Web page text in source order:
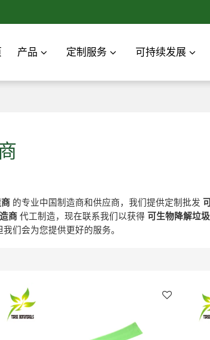
产品 定制服务 可持续发展
的专业中国制造商和供应商，我们提供定制批发
商代工制造，现在联系我们以获得 可生物降解垃
我们会为您提供更好的服务。